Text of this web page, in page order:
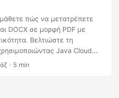
πώς να μετατρέπετε
DOCX σε μορφή PDF με
Βελτιώστε τη
Java Cloud
· 5 min